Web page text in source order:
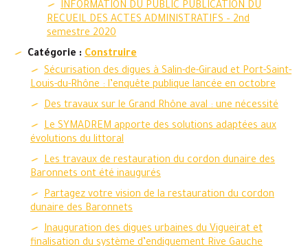
INFORMATION DU PUBLIC PUBLICATION DU
RECUEIL DES ACTES ADMINISTRATIFS – 2nd
semestre 2020
Catégorie : Construire
Sécurisation des digues à Salin-de-Giraud et Port-Saint-
Louis-du-Rhône : l’enquête publique lancée en octobre
Des travaux sur le Grand Rhône aval : une nécessité
Le SYMADREM apporte des solutions adaptées aux
évolutions du littoral
Les travaux de restauration du cordon dunaire des
Baronnets ont été inaugurés
Partagez votre vision de la restauration du cordon
dunaire des Baronnets
Inauguration des digues urbaines du Vigueirat et
finalisation du système d’endiguement Rive Gauche